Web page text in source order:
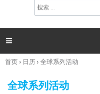
搜
索

你
这
首页› 日历›全球系列活动
全球系列活动